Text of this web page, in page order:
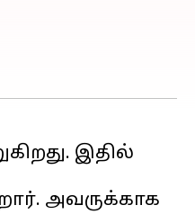
இதில்
அவருக்காக